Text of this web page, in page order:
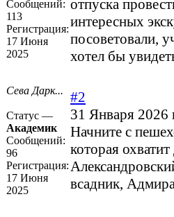
Сообщений:
113
Регистрация:
17 Июня
2025
отпуска
интересных
посоветовали,
хотел бы
Сева Дарк...
Статус —
Академик
Сообщений:
96
Регистрация:
17 Июня
2025
#2
31 Января 2026
Начните с
которая
всадник,